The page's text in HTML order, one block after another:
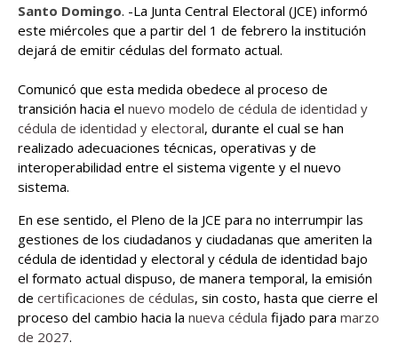
Santo Domingo. -La Junta Central Electoral (JCE) informó
este miércoles que a partir del 1 de febrero la institución
dejará de emitir cédulas del formato actual.
Comunicó que esta medida obedece al proceso de
transición hacia el nuevo modelo de cédula de identidad y
cédula de identidad y electoral, durante el cual se han
realizado adecuaciones técnicas, operativas y de
interoperabilidad entre el sistema vigente y el nuevo
sistema.
En ese sentido, el Pleno de la JCE para no interrumpir las
gestiones de los ciudadanos y ciudadanas que ameriten la
cédula de identidad y electoral y cédula de identidad bajo
el formato actual dispuso, de manera temporal, la emisión
de certificaciones de cédulas, sin costo, hasta que cierre el
proceso del cambio hacia la nueva cédula fijado para marzo
de 2027.